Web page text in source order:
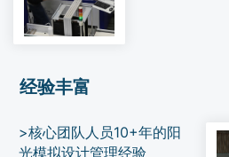
经验丰富
>核心团队人员10+年的阳
光模拟设计管理经验